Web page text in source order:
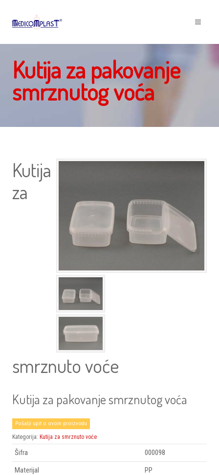
Kutija za pakovanje
smrznutog voća
Kutija
za
smrznuto voće
Kutija za pakovanje smrznutog voća
Pošalji upit o ovom proizvodu
Kategorija: Kutija za smrznuto voće
Šifra
000098
Materijal
PP